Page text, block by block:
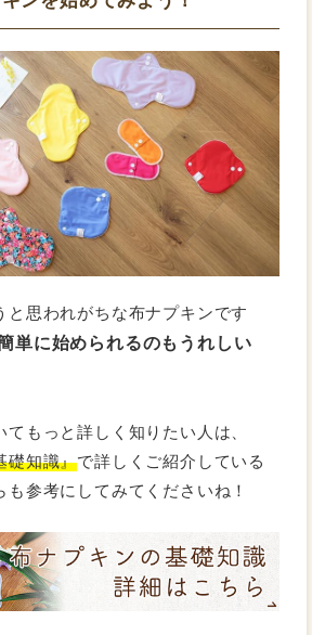
と思われがちな布ナプキンです
単に始められるのもうれしい
もっと詳しく知りたい人は、
礎知識』で詳しくご紹介している
参考にしてみてくださいね！